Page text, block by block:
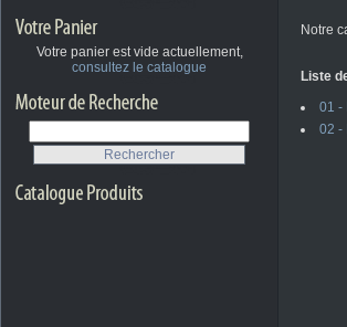
Votre panier est vide actuellement,
consultez le catalogue
Notre
Liste
01 -
02 -